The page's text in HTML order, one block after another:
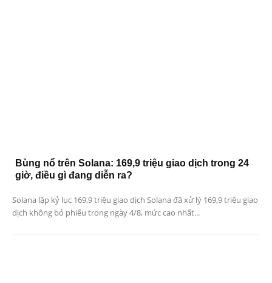
Bùng nổ trên Solana: 169,9 triệu giao dịch trong 24
giờ, điều gì đang diễn ra?
Solana lập kỷ lục 169,9 triệu giao dịch Solana đã xử lý 169,9 triệu giao
dịch không bỏ phiếu trong ngày 4/8, mức cao nhất...